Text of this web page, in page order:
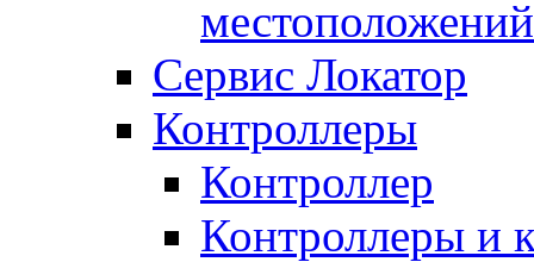
местоположений
Сервис Локатор
Контроллеры
Контроллер
Контроллеры и